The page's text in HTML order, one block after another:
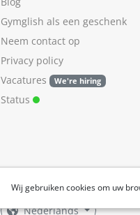
Wij gebruiken cookies om uw
Gymglish als een geschenk
Neem contact op
Privacy policy
Vacatures
We're hiring
Status
Nederlands